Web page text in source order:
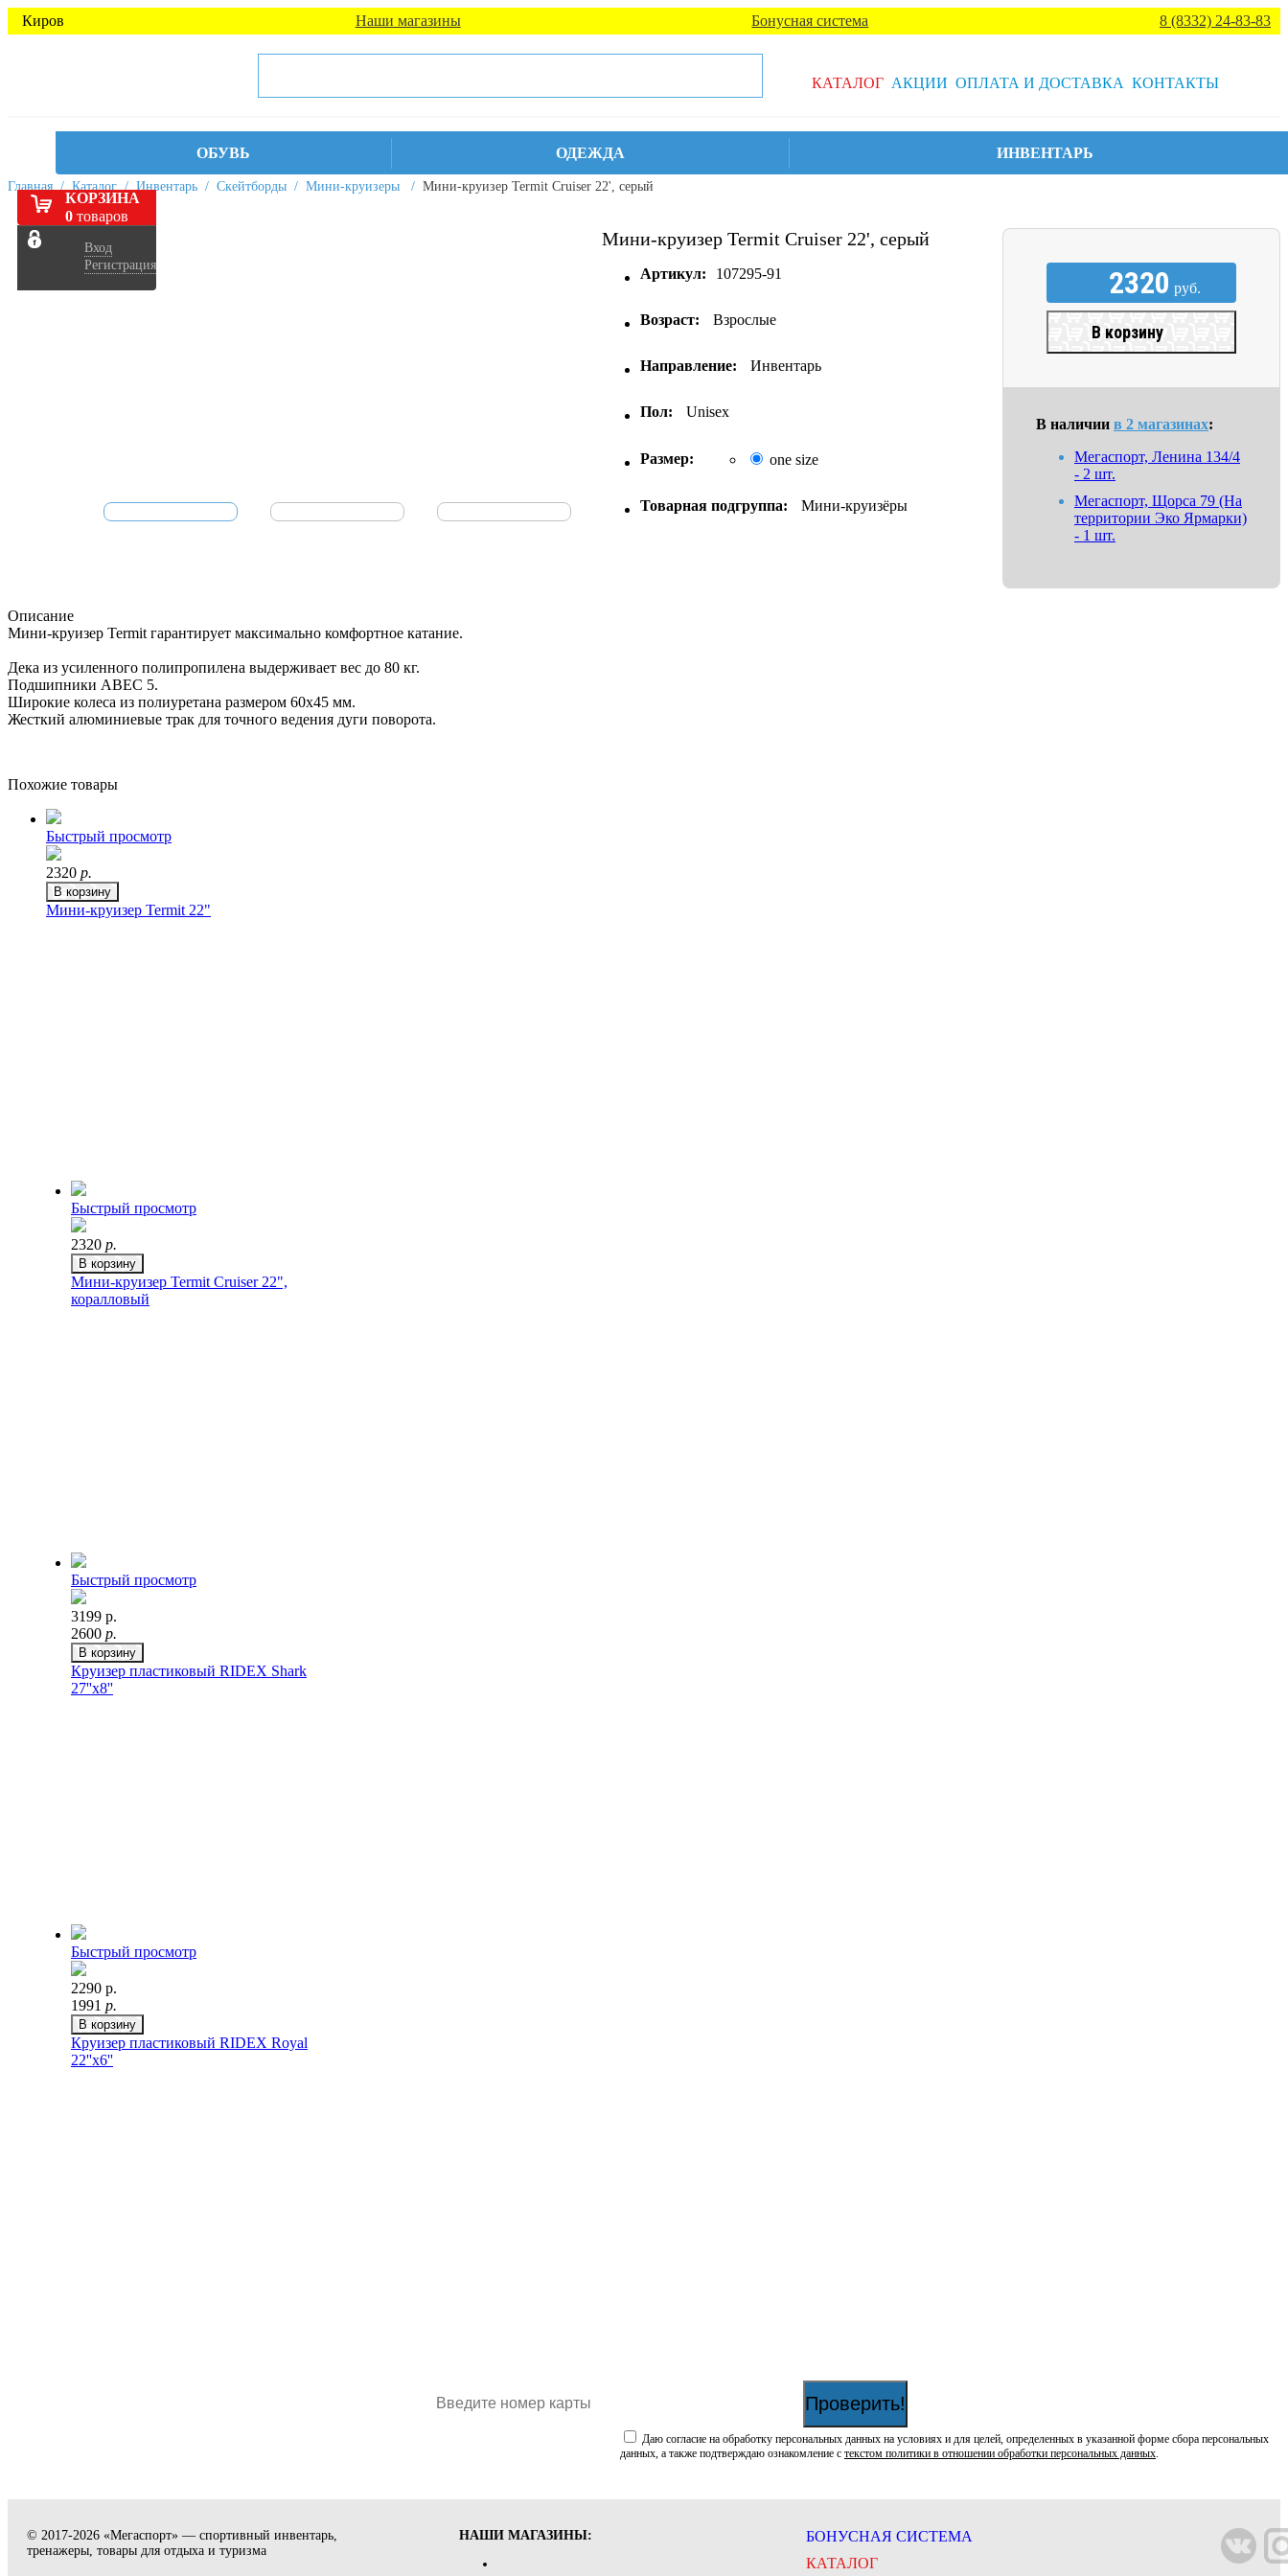
Киров Наши магазины Бонусная система 8 (8332) 24-83-83
КАТАЛОГ АКЦИИ ОПЛАТА И ДОСТАВКА КОНТАКТЫ
ОБУВЬ ОДЕЖДА ИНВЕНТАРЬ
КОРЗИНА
0 товаров
Вход
Регистрация
Главная/Каталог/Инвентарь / Скейтборды / Мини-круизеры / Мини-круизер Termit Cruiser 22', серый
Мини-круизер Termit Cruiser 22', серый
Артикул: 107295-91
Возраст: Взрослые
Направление: Инвентарь
Пол: Unisex
Размер: one size
Товарная подгруппа: Мини-круизёры
2320 руб.
В корзину
В наличии в 2 магазинах:
Мегаспорт, Ленина 134/4
- 2 шт.
Мегаспорт, Щорса 79 (На
территории Эко Ярмарки)
- 1 шт.
Описание
Мини-круизер Termit гарантирует максимально комфортное катание.
Дека из усиленного полипропилена выдерживает вес до 80 кг.
Подшипники ABEC 5.
Широкие колеса из полиуретана размером 60x45 мм.
Жесткий алюминиевые трак для точного ведения дуги поворота.
Похожие товары
Быстрый просмотр
2320 р.
В корзину
Мини-круизер Termit 22"
Быстрый просмотр
2320 р.
В корзину
Мини-круизер Termit Cruiser 22",
коралловый
Быстрый просмотр
3199 р.
2600 р.
В корзину
Круизер пластиковый RIDEX Shark
27''x8''
Быстрый просмотр
2290 р.
1991 р.
В корзину
Круизер пластиковый RIDEX Royal
22''x6''
Проверить!
Даю согласие на обработку персональных данных на условиях и для целей, определенных в указанной форме сбора персональных
данных, а также подтверждаю ознакомление с текстом политики в отношении обработки персональных данных.
© 2017-2026 «Мегаспорт» — спортивный инвентарь,
тренажеры, товары для отдыха и туризма
НАШИ МАГАЗИНЫ:
БОНУСНАЯ СИСТЕМА
КАТАЛОГ